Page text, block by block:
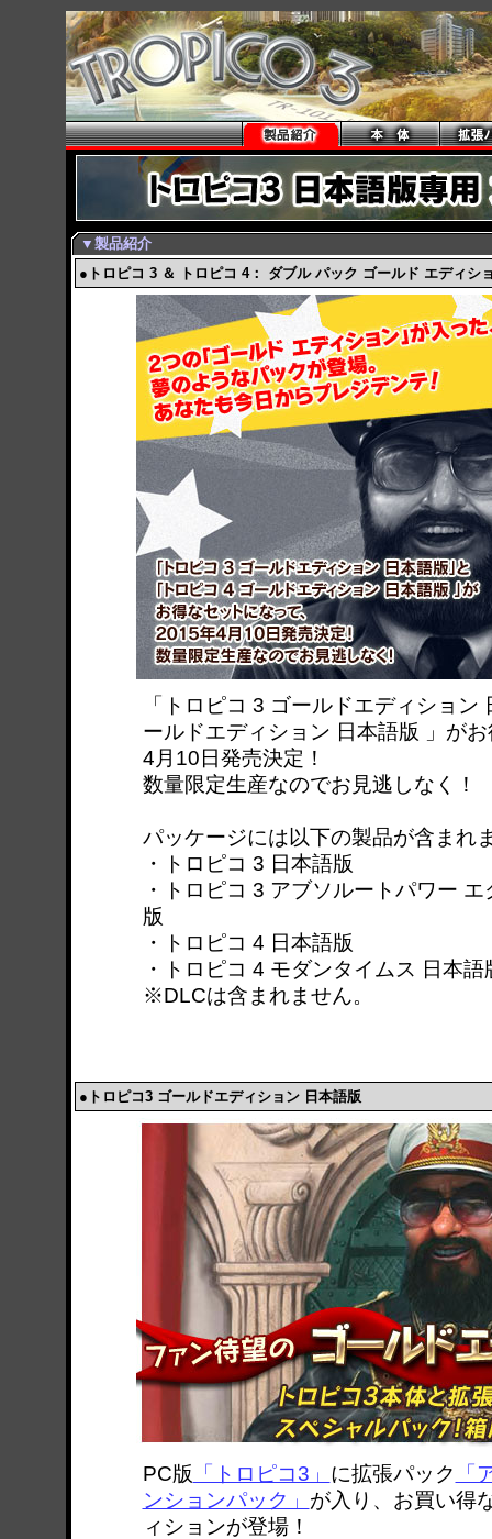
▼製品紹介
●トロピコ 3 ＆ トロピコ 4： ダブル パック ゴールド エディシ
「トロピコ 3 ゴールドエディショ
ールドエディション 日本語版 」が
4月10日発売決定！
数量限定生産なのでお見逃しなく！
パッケージには以下の製品が含まれ
・トロピコ 3 日本語版
・トロピコ 3 アブソルートパワー
版
・トロピコ 4 日本語版
・トロピコ 4 モダンタイムス 日本語
※DLCは含まれません。
●トロピコ3 ゴールドエディション 日本語版
PC版 「トロピコ3」 に拡張パック
「
ンションパック」 が入り、お買い得
ィションが登場！